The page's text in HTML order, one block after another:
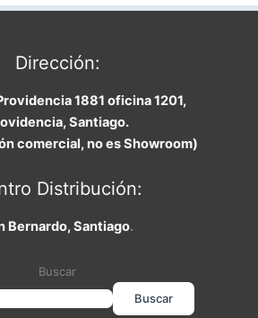
Dirección:
1881 oficina 1201,
Santiago.
comercial, no es Showroom)
Distribución:
Bernardo, Santiago.
Buscar
Buscar